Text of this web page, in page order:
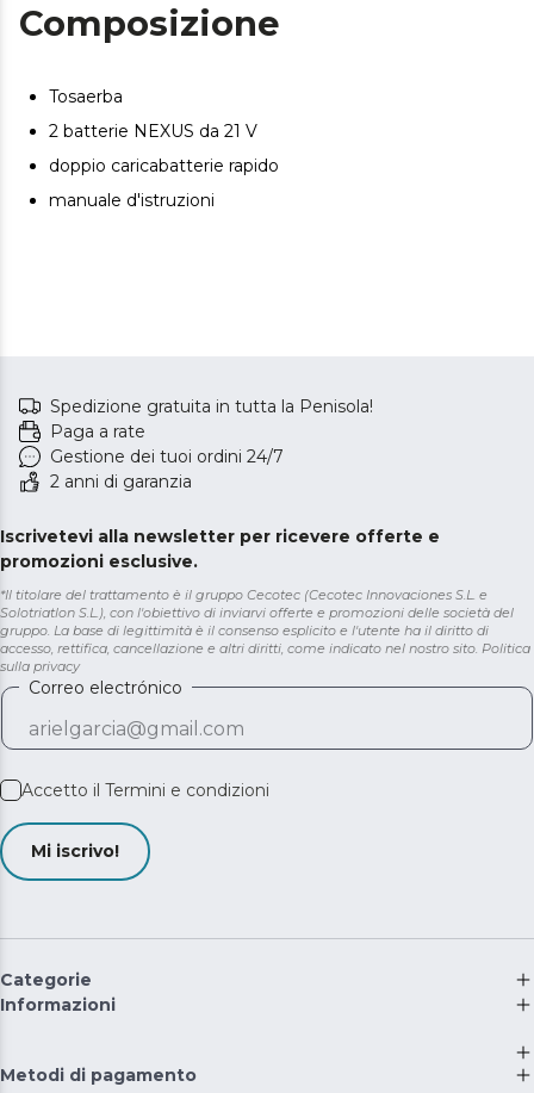
Tagli su misura, risultati perfetti. L'altezza di taglio è
conservare l'erba e poter lavorare senza interruzioni.
Utilizzo ottimale su qualsiasi terreno. Le ruote posteriori
XL migliorano la stabilità del tosaerba e lo rendono facile
Composizione
Tosaerba
2 batterie NEXUS da 21 V
doppio caricabatterie rapido
manuale d'istruzioni
Spedizione gratuita in tutta la Penisola!
Paga a rate
Gestione dei tuoi ordini 24/7
2 anni di garanzia
Iscrivetevi alla newsletter per ricevere offerte e
promozioni esclusive.
*Il titolare del trattamento è il gruppo Cecotec (Cecotec Innovaciones S.L. e
Solotriatlon S.L.), con l'obiettivo di inviarvi offerte e promozioni delle società del
gruppo. La base di legittimità è il consenso esplicito e l'utente ha il diritto di
accesso, rettifica, cancellazione e altri diritti, come indicato nel nostro sito. Politica
sulla privacy
Correo electrónico
Accetto il Termini e condizioni
Mi iscrivo!
Categorie
Informazioni
Metodi di pagamento